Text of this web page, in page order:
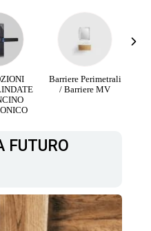
MV
Infissi Aluminio e
Legno
FUTURO